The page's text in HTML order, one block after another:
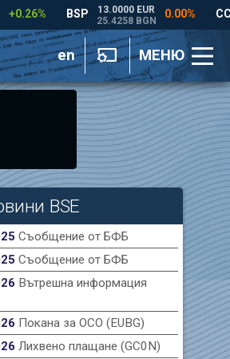
en МЕНЮ
BSE
Съобщение от БФБ
Съобщение от БФБ
Вътрешна информация
Покана за ОСО (EUBG)
Лихвено плащане (GC0N)